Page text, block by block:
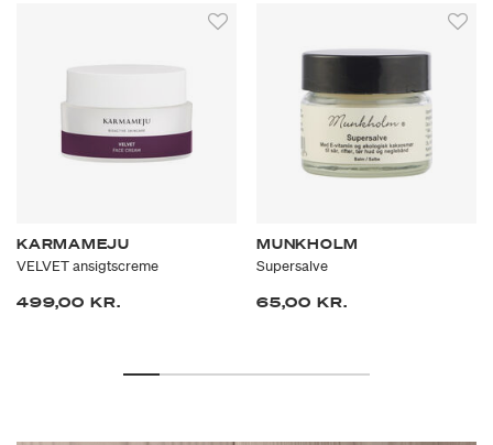
KARMAMEJU
VELVET ansigtscreme
499,00 KR.
MUNKHOLM
Supersalve
65,00 KR.